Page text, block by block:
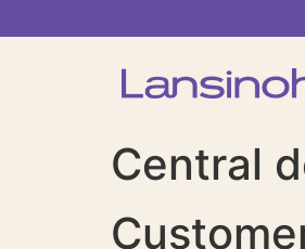
Central